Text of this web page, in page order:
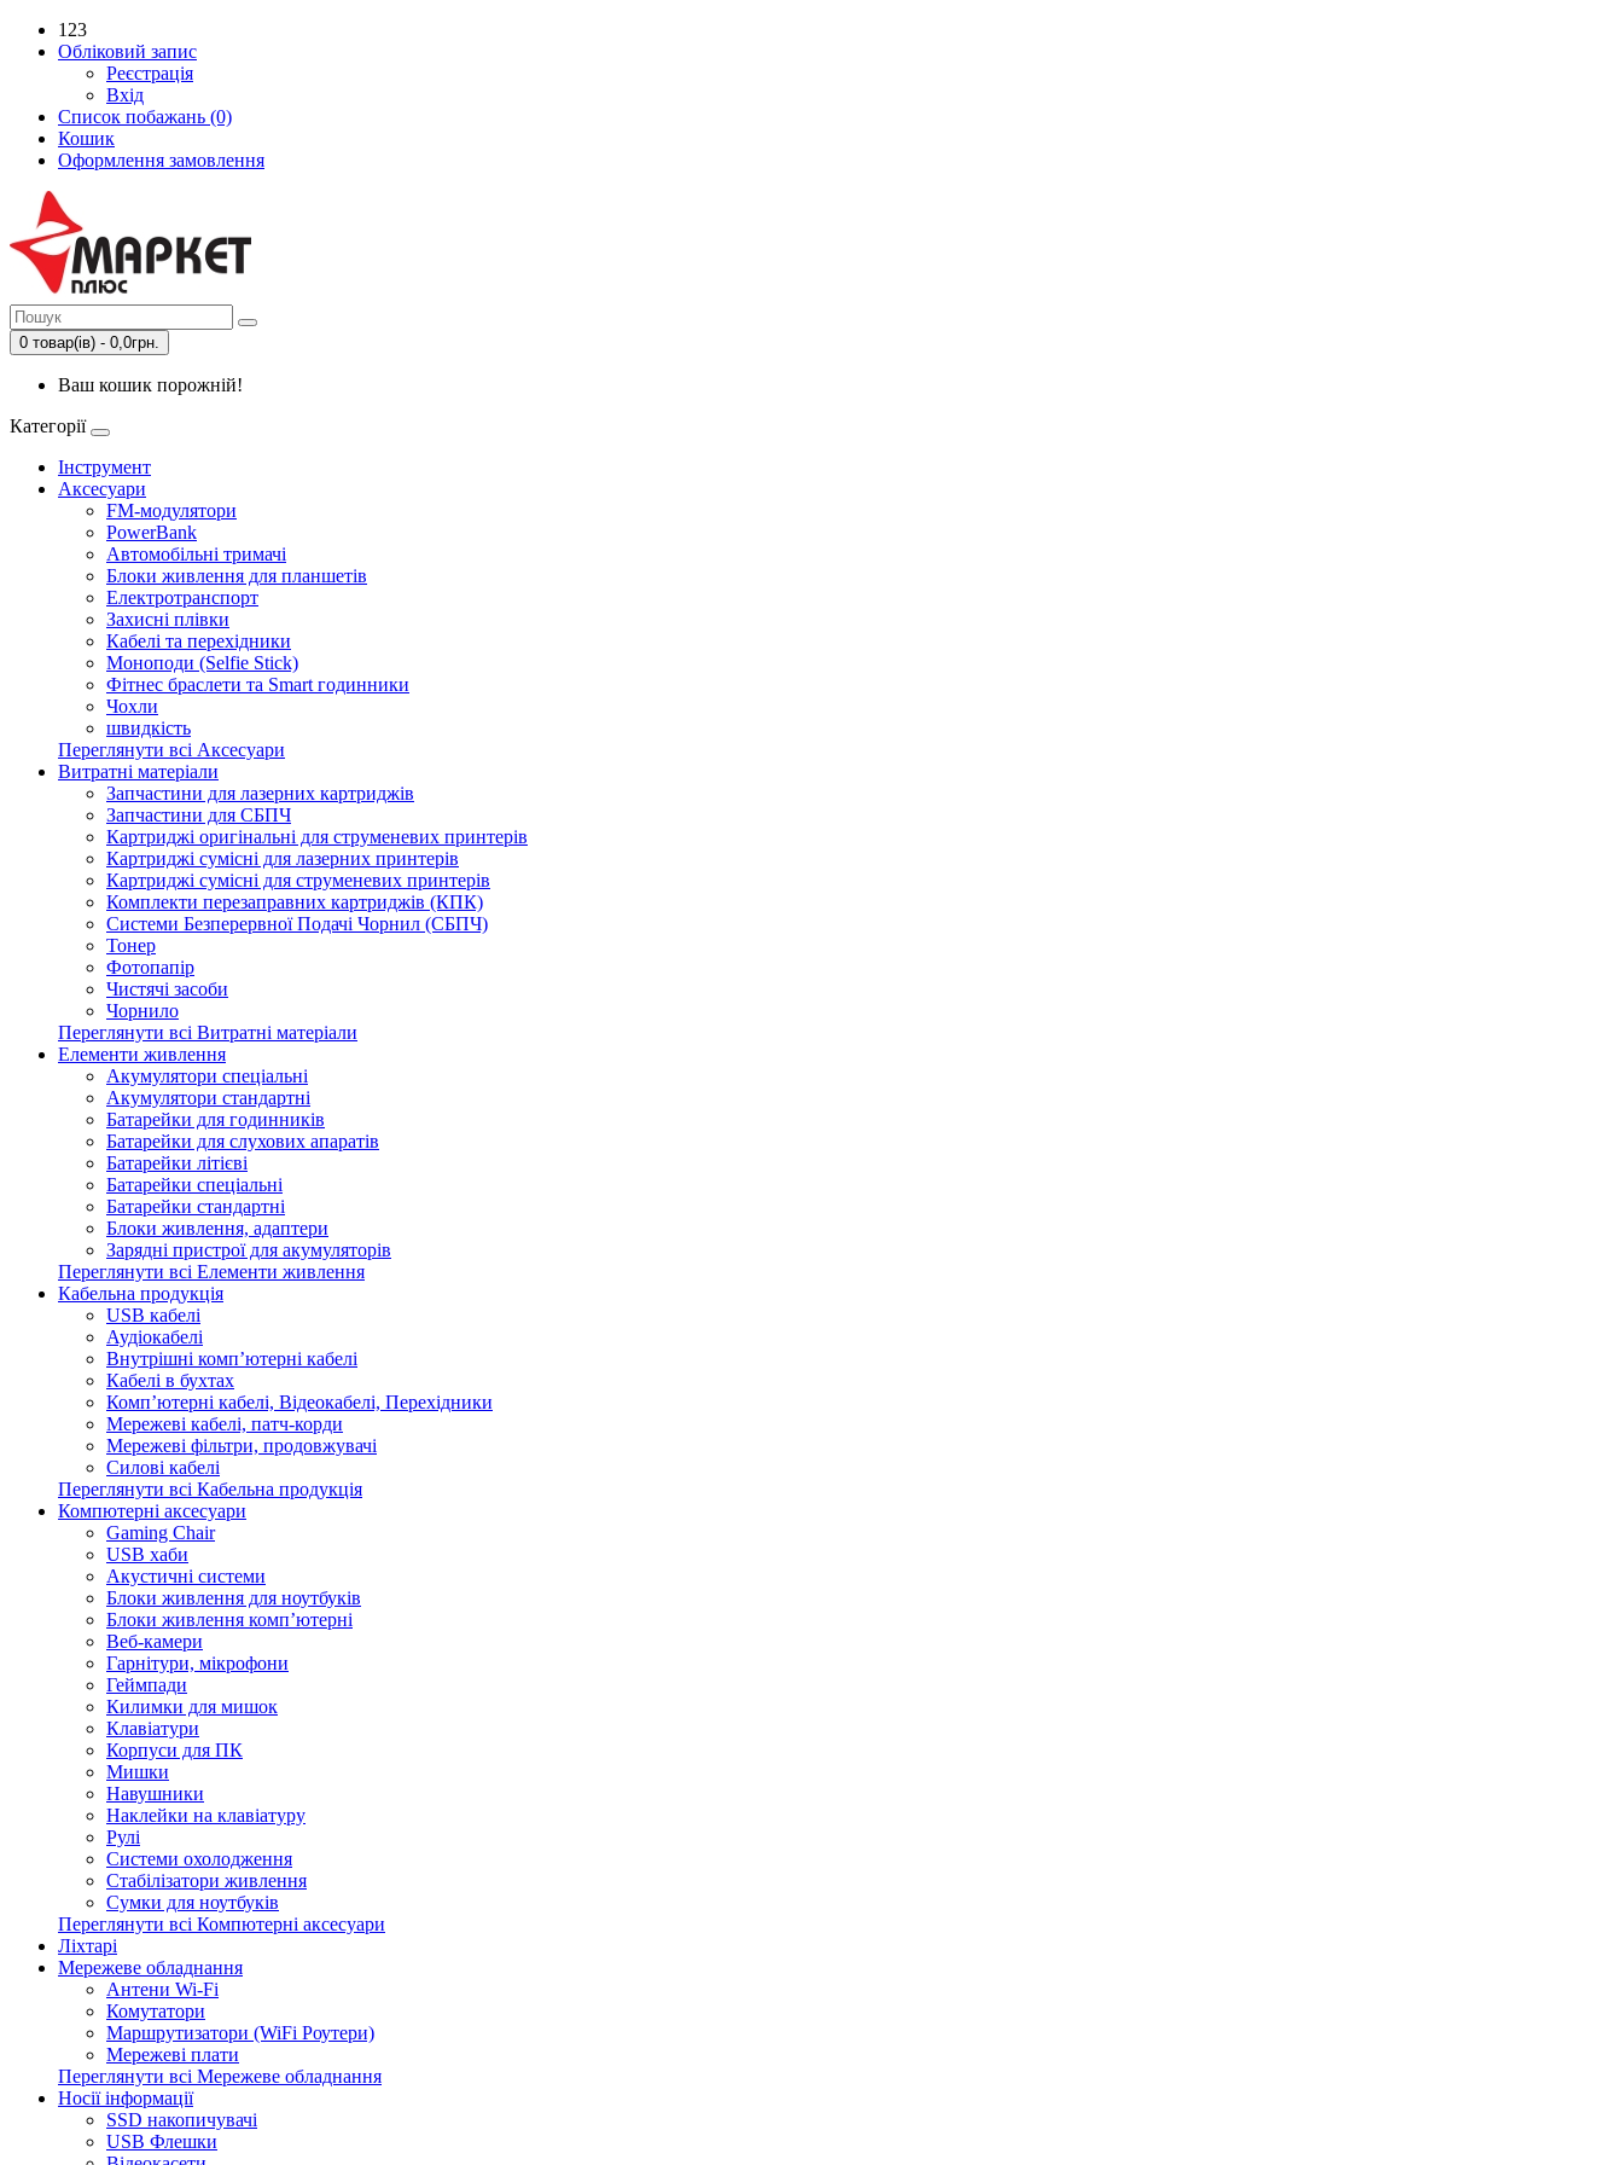
123
Обліковий запис
Реєстрація
Вхід
Список побажань (0)
Кошик
Оформлення замовлення
0 товар(ів) - 0,0грн.
Ваш кошик порожній!
Категорії
Інструмент
Аксесуари
FM-модулятори
PowerBank
Автомобільні тримачі
Блоки живлення для планшетів
Електротранспорт
Захисні плівки
Кабелі та перехідники
Моноподи (Selfie Stick)
Фітнес браслети та Smart годинники
Чохли
швидкість
Переглянути всі Аксесуари
Витратні матеріали
Запчастини для лазерних картриджів
Запчастини для СБПЧ
Картриджі оригінальні для струменевих принтерів
Картриджі сумісні для лазерних принтерів
Картриджі сумісні для струменевих принтерів
Комплекти перезаправних картриджів (КПК)
Системи Безперервної Подачі Чорнил (СБПЧ)
Тонер
Фотопапір
Чистячі засоби
Чорнило
Переглянути всі Витратні матеріали
Елементи живлення
Акумулятори спеціальні
Акумулятори стандартні
Батарейки для годинників
Батарейки для слухових апаратів
Батарейки літієві
Батарейки спеціальні
Батарейки стандартні
Блоки живлення, адаптери
Зарядні пристрої для акумуляторів
Переглянути всі Елементи живлення
Кабельна продукція
USB кабелі
Аудіокабелі
Внутрішні комп’ютерні кабелі
Кабелі в бухтах
Комп’ютерні кабелі, Відеокабелі, Перехідники
Мережеві кабелі, патч-корди
Мережеві фільтри, продовжувачі
Силові кабелі
Переглянути всі Кабельна продукція
Компютерні аксесуари
Gaming Chair
USB хаби
Акустичні системи
Блоки живлення для ноутбуків
Блоки живлення комп’ютерні
Веб-камери
Гарнітури, мікрофони
Геймпади
Килимки для мишок
Клавіатури
Корпуси для ПК
Мишки
Навушники
Наклейки на клавіатуру
Рулі
Системи охолодження
Стабілізатори живлення
Сумки для ноутбуків
Переглянути всі Компютерні аксесуари
Ліхтарі
Мережеве обладнання
Антени Wi-Fi
Комутатори
Маршрутизатори (WiFi Роутери)
Мережеві плати
Переглянути всі Мережеве обладнання
Носії інформації
SSD накопичувачі
USB Флешки